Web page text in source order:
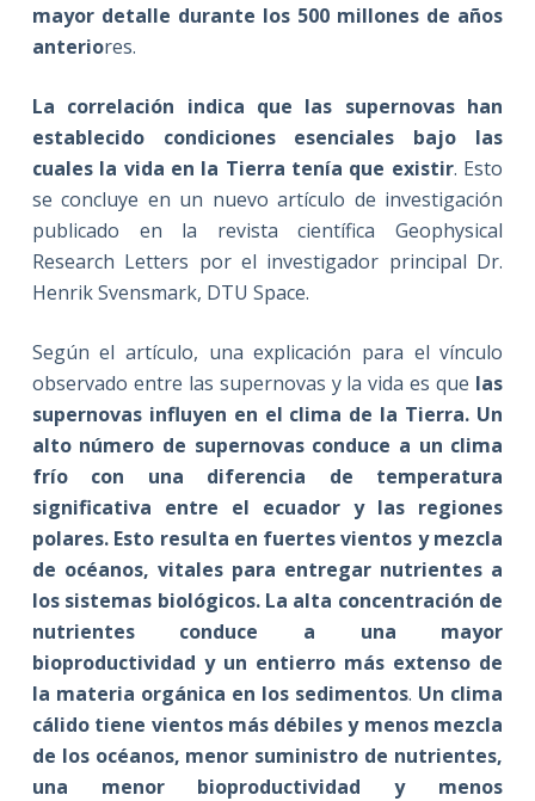
mayor detalle durante los 500 millones de años
anteriores.
La correlación indica que las supernovas han
establecido condiciones esenciales bajo las
cuales la vida en la Tierra tenía que existir. Esto
se concluye en un nuevo artículo de investigación
publicado en la revista científica Geophysical
Research Letters por el investigador principal Dr.
Henrik Svensmark, DTU Space.
Según el artículo, una explicación para el vínculo
observado entre las supernovas y la vida es que las
supernovas influyen en el clima de la Tierra. Un
alto número de supernovas conduce a un clima
frío con una diferencia de temperatura
significativa entre el ecuador y las regiones
polares. Esto resulta en fuertes vientos y mezcla
de océanos, vitales para entregar nutrientes a
los sistemas biológicos. La alta concentración de
nutrientes conduce a una mayor
bioproductividad y un entierro más extenso de
la materia orgánica en los sedimentos. Un clima
cálido tiene vientos más débiles y menos mezcla
de los océanos, menor suministro de nutrientes,
una menor bioproductividad y menos